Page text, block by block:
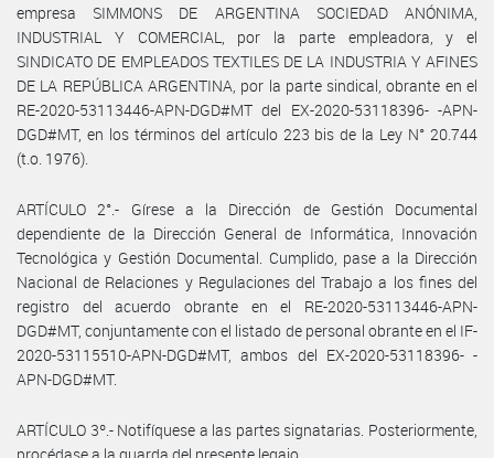
empresa SIMMONS DE ARGENTINA SOCIEDAD ANÓNIMA,
INDUSTRIAL Y COMERCIAL, por la parte empleadora, y el
SINDICATO DE EMPLEADOS TEXTILES DE LA INDUSTRIA Y AFINES
DE LA REPÚBLICA ARGENTINA, por la parte sindical, obrante en el
RE-2020-53113446-APN-DGD#MT del EX-2020-53118396- -APN-
DGD#MT, en los términos del artículo 223 bis de la Ley N° 20.744
(t.o. 1976).
ARTÍCULO 2°.- Gírese a la Dirección de Gestión Documental
dependiente de la Dirección General de Informática, Innovación
Tecnológica y Gestión Documental. Cumplido, pase a la Dirección
Nacional de Relaciones y Regulaciones del Trabajo a los fines del
registro del acuerdo obrante en el RE-2020-53113446-APN-
DGD#MT, conjuntamente con el listado de personal obrante en el IF-
2020-53115510-APN-DGD#MT, ambos del EX-2020-53118396- -
APN-DGD#MT.
ARTÍCULO 3º.- Notifíquese a las partes signatarias. Posteriormente,
procédase a la guarda del presente legajo.